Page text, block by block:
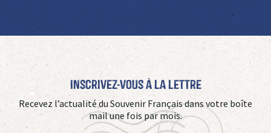
Inscrivez-vous à La Lettre
Recevez l’actualité du Souvenir Français dans votre boîte
mail une fois par mois.